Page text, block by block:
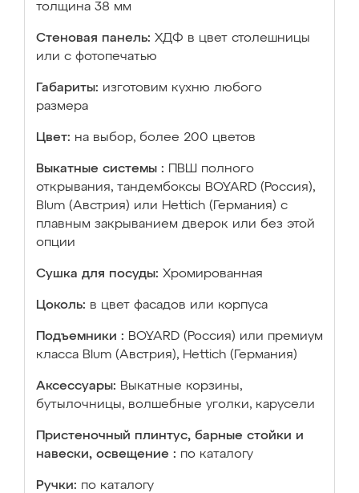
толщина 38 мм
Стеновая панель: ХДФ в цвет столешницы
или с фотопечатью
Габариты: изготовим кухню любого
размера
Цвет: на выбор, более 200 цветов
Выкатные системы :
ПВШ полного
открывания, тандембоксы BOYARD (Россия),
Blum (Австрия) или Hettich (Германия) с
плавным закрыванием дверок или без этой
опции
Сушка для посуды: Хромированная
Цоколь: в цвет фасадов или корпуса
Подъемники : BOYARD (Россия) или премиум
класса Blum (Австрия), Hettich (Германия)
Аксессуары: Выкатные корзины,
бутылочницы, волшебные уголки, карусели
Пристеночный плинтус, барные стойки и
навески, освещение : по каталогу
Ручки: по каталогу